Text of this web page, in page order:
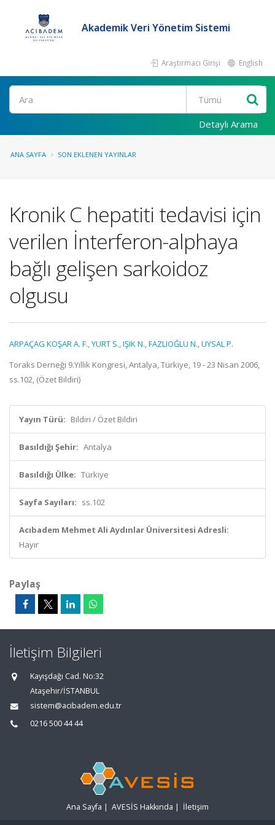
Akademik Veri Yönetim Sistemi
Araştırmacı Girişi English
Ara
Detaylı Arama
ANA SAYFA SON EKLENEN YAYINLAR
Kronik C hepatiti tedavisi için
verilen İnterferon-alphaya
bağlı gelişen sarkoidoz
olgusu
ARPAÇAG KOŞAR A. F.,YURT S.,IŞIK N.,FAZLIOĞLU N.,UYSAL P.
Toraks Derneği 9.Yıllık Kongresi, Antalya, Türkiye, 19 - 23 Nisan 2006,
ss.102, (Özet Bildiri)
Yayın Türü: Bildiri / Özet Bildiri
Basıldığı Şehir: Antalya
Basıldığı Ülke: Türkiye
Sayfa Sayıları: ss.102
Acıbadem Mehmet Ali Aydınlar Üniversitesi Adresli:
Hayır
Paylaş
İletişim Bilgileri
Kayışdağı Cad. No:32
Ataşehir/İSTANBUL
sistem@acibadem.edu.tr
0216 500 44 44
Ana Sayfa | AVESİS Hakkında | İletişim